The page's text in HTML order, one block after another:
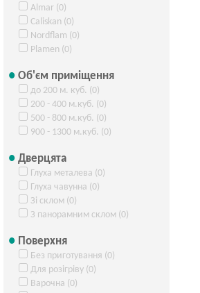
Almar (0)
Caliskan (0)
Nordflam (0)
Plamen (0)
Об'єм приміщення
до 200 м. куб. (0)
200 - 400 м.куб. (0)
500 - 800 м.куб. (0)
900 - 1300 м.куб. (0)
Дверцята
Глуха металева (0)
Глуха чавунна (0)
Зі склом (0)
З панорамним склом (0)
Поверхня
Без приготування (0)
Для розігріву (0)
Варочна (0)